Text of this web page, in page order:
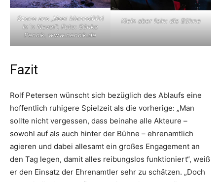
Szene aus „Veer Mannslüüd
in´n Nevel“; Foto: Sönke
Pencik, www.nencik.de
Klein aber fein: die Bühne
Fazit
Rolf Petersen wünscht sich bezüglich des Ablaufs eine
hoffentlich ruhigere Spielzeit als die vorherige: „Man
sollte nicht vergessen, dass beinahe alle Akteure –
sowohl auf als auch hinter der Bühne – ehrenamtlich
agieren und dabei allesamt ein großes Engagement an
den Tag legen, damit alles reibungslos funktioniert“, weiß
er den Einsatz der Ehrenamtler sehr zu schätzen. „Doch